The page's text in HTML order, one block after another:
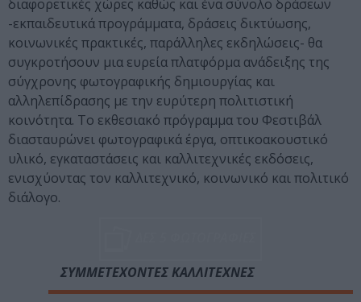
διαφορετικές χώρες καθώς και ένα σύνολο δράσεων
-εκπαιδευτικά προγράμματα, δράσεις δικτύωσης,
κοινωνικές πρακτικές, παράλληλες εκδηλώσεις- θα
συγκροτήσουν μια ευρεία πλατφόρμα ανάδειξης της
σύγχρονης φωτογραφικής δημιουργίας και
αλληλεπίδρασης με την ευρύτερη πολιτιστική
κοινότητα. Το εκθεσιακό πρόγραμμα του Φεστιβάλ
διασταυρώνει φωτογραφικά έργα, οπτικοακουστικό
υλικό, εγκαταστάσεις και καλλιτεχνικές εκδόσεις,
ενισχύοντας τον καλλιτεχνικό, κοινωνικό και πολιτικό
διάλογο.
ΣΥΜΜΕΤΕΧΟΝΤΕΣ ΚΑΛΛΙΤΕΧΝΕΣ